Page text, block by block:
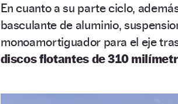
En cuanto a su parte ciclo,
basculante de aluminio,
monoamortiguador para el eje
discos flotantes de 310